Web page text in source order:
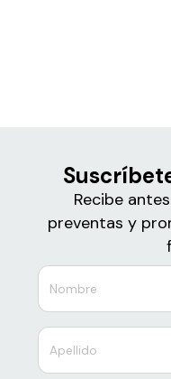
Recibe
preventas y